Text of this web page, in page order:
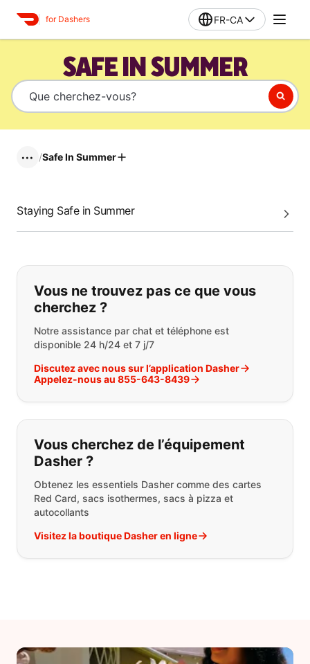
for Dashers FR-CA
SAFE IN SUMMER
••• /Safe In Summer
Staying Safe in Summer
Si vous ne trouvez pas ce que vous
Vous ne trouvez pas ce que vous
cherchez ?
Notre assistance par chat et téléphone est
disponible 24 h/24 et 7 j/7
Discutez avec nous sur l’application Dasher
Appelez-nous au 855-643-8439
Vous cherchez de l’équipement
Dasher ?
Obtenez les essentiels Dasher comme des cartes
Red Card, sacs isothermes, sacs à pizza et
autocollants
Visitez la boutique Dasher en ligne